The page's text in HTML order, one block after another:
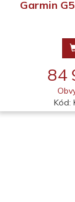
Garmin
84
Kód: